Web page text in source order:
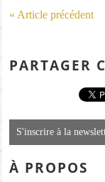
« Article précédent
PARTAGER
S'inscrire à la
À PROPOS